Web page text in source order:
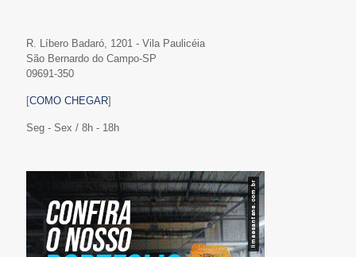
R. Líbero Badaró, 1201 - Vila Paulicéia
São Bernardo do Campo-SP
09691-350
[COMO CHEGAR]
Seg - Sex / 8h - 18h